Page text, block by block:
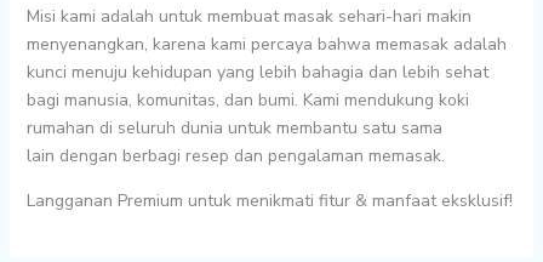
Misi kami adalah untuk membuat masak sehari-hari makin
menyenangkan, karena kami percaya bahwa memasak adalah
kunci menuju kehidupan yang lebih bahagia dan lebih sehat
bagi manusia, komunitas, dan bumi. Kami mendukung koki
rumahan di seluruh dunia untuk membantu satu sama
lain dengan berbagi resep dan pengalaman memasak.
Langganan Premium untuk menikmati fitur & manfaat eksklusif!